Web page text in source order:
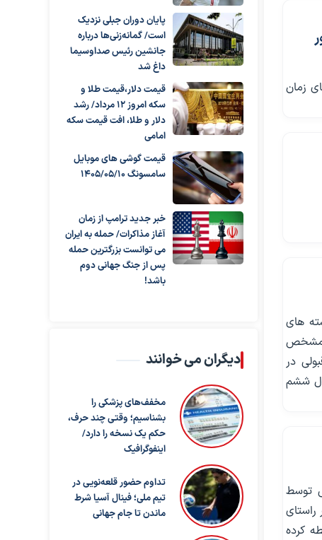
زمان
های
مشخص
در
ششم
توسط
کرده
پایان دوران جبلی نزدیک
است/ گمانه‌زنی‌ها درباره
جانشین رئیس صداوسیما
داغ شد
قیمت دلار،قیمت طلا و
سکه امروز ۱۲ مرداد/ رشد
دلار و طلا، افت قیمت سکه
امامی
قیمت گوشی های موبایل
سامسونگ 1405/05/10
خبر جدید ترامپ از زمان
آغاز مذاکرات/ حمله به ایران
می توانست بزرگترین حمله
پس از جنگ جهانی دوم
باشد!
دیگران می خوانند
مخفف‌های پزشکی را
بشناسیم؛ وقتی چند حرف،
حکم یک نسخه را دارد/
اینفوگرافیک
تداوم حضور قلعه‌نویی در
تیم ملی؛ فینال آسیا شرط
ماندن تا جام جهانی